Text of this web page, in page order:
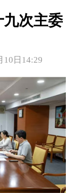
九次主委
日14:29